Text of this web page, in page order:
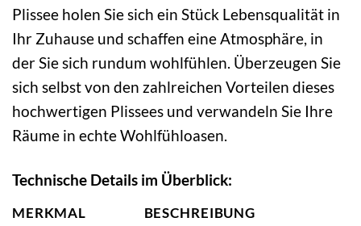
Plissee holen Sie sich ein Stück Lebensqualität in
Ihr Zuhause und schaffen eine Atmosphäre, in
der Sie sich rundum wohlfühlen. Überzeugen Sie
sich selbst von den zahlreichen Vorteilen dieses
hochwertigen Plissees und verwandeln Sie Ihre
Räume in echte Wohlfühloasen.
Technische Details im Überblick:
MERKMAL
BESCHREIBUNG